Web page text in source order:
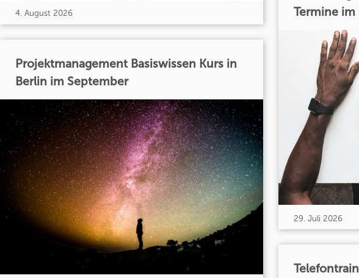
4. August 2026
Projektmanagement Basiswissen Kurs in
Berlin im September
Termine im
29. Juli 2026